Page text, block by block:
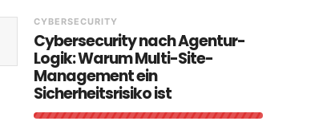
CYBERSECURITY
Cybersecurity nach Agentur-
Logik: Warum Multi-Site-
Management ein
Sicherheitsrisiko ist